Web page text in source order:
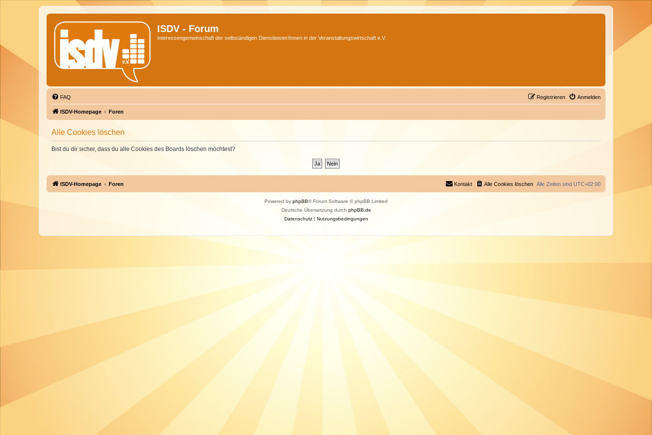
ISDV - Forum
Interessengemeinschaft der selbständigen Dienstleister/Innen in der Veranstaltungswirtschaft e.V.
FAQ Anmelden
Registrieren
ISDV-Homepage Foren
Alle Cookies löschen
Bist du dir sicher, dass du alle Cookies des Boards löschen möchtest?
ISDV-Homepage Foren Alle Zeiten sind UTC+02:00
Alle Cookies löschen
Kontakt
Powered by phpBB® Forum Software © phpBB Limited
Deutsche Übersetzung durch phpBB.de
Datenschutz| Nutzungsbedingungen